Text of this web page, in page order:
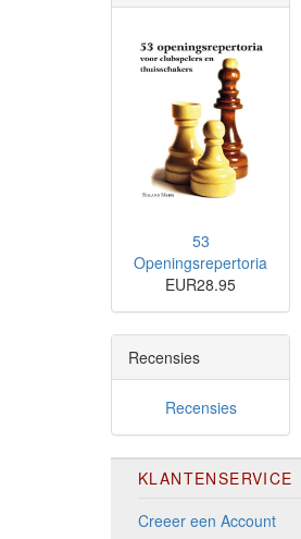
53
Openingsrepertoria
EUR28.95
Recensies
Recensies
KLANTENSERVICE
Creeer een Account